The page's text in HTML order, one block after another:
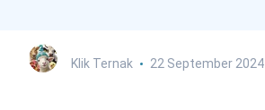
Klik Ternak 22 September 2024